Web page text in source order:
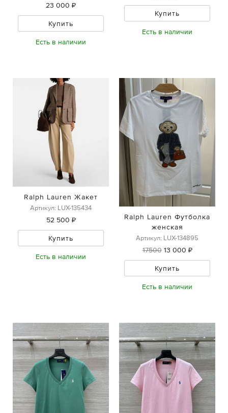
23 000 ₽
Купить
Есть в наличии
Купить
Есть в наличии
Ralph Lauren Жакет
Артикул: LUX-135434
52 500 ₽
Купить
Есть в наличии
Ralph Lauren Футболка
женская
Артикул: LUX-134895
17500 13 000 ₽
Купить
Есть в наличии